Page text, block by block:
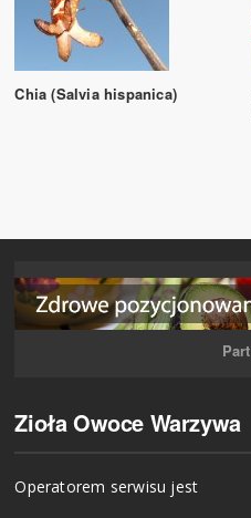
Chia (Salvia hispanica)
Zioła Owoce Warzywa
Operatorem serwisu jest